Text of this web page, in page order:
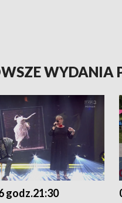
WYDANIA
godz.21:30